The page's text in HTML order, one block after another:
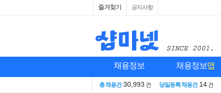
즐겨찾기 공지사항
채용정보 채용정보맵
총 채용건 30,993 건 당일등록 채용건 14 건